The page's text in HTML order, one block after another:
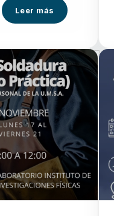
Leer más